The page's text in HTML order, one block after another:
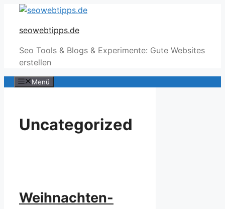
Zum
springen
seowebtipps.de
Seo Tools & Blogs & Experimente: Gute Websites
erstellen
Menü
Uncategorized
Weihnachten-